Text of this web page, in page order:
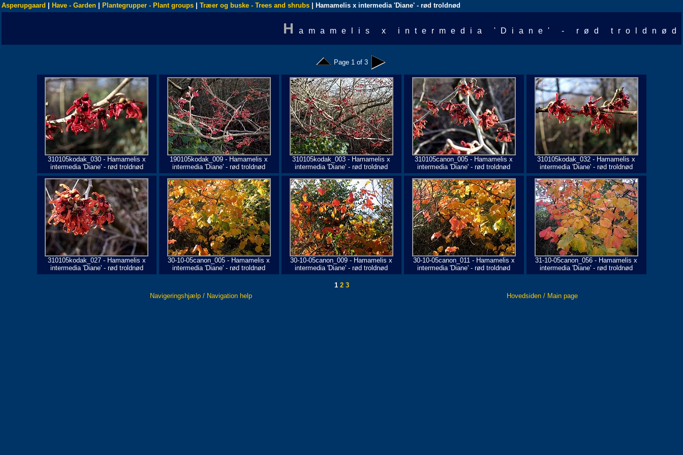
Asperupgaard Have - Garden Plantegrupper - Plant groups Træer og buske - Trees and shrubs | Hamamelis x intermedia 'Diane' - rød troldnød
H amamelis x intermedia 'Diane' - rød troldnød
Page 1 of 3
310105kodak_030 - Hamamelis x
intermedia 'Diane' - rød troldnød
190105kodak_009 - Hamamelis x
intermedia 'Diane' - rød troldnød
310105kodak_003 - Hamamelis x
intermedia 'Diane' - rød troldnød
310105canon_005 - Hamamelis x
intermedia 'Diane' - rød troldnød
310105kodak_032 - Hamamelis x
intermedia 'Diane' - rød troldnød
310105kodak_027 - Hamamelis x
intermedia 'Diane' - rød troldnød
30-10-05canon_005 - Hamamelis x
intermedia 'Diane' - rød troldnød
30-10-05canon_009 - Hamamelis x
intermedia 'Diane' - rød troldnød
30-10-05canon_011 - Hamamelis x
intermedia 'Diane' - rød troldnød
31-10-05canon_056 - Hamamelis x
intermedia 'Diane' - rød troldnød
123
Navigeringshjælp / Navigation help
Hovedsiden / Main page